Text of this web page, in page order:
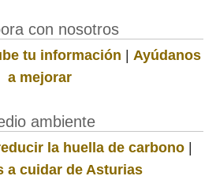
con nosotros
tu información | Ayúdanos
a mejorar
ambiente
la huella de carbono|
a cuidar de Asturias